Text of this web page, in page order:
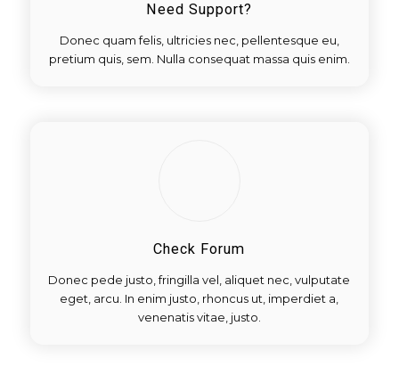
Need Support?
Donec quam felis, ultricies nec, pellentesque eu,
pretium quis, sem. Nulla consequat massa quis enim.
Check Forum
Donec pede justo, fringilla vel, aliquet nec, vulputate
eget, arcu. In enim justo, rhoncus ut, imperdiet a,
venenatis vitae, justo.